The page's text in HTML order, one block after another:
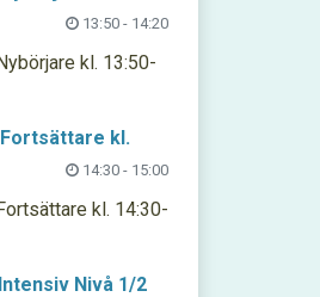
13:50 - 14:20
kl. 13:50-
kl.
14:30 - 15:00
kl. 14:30-
Nivå 1/2